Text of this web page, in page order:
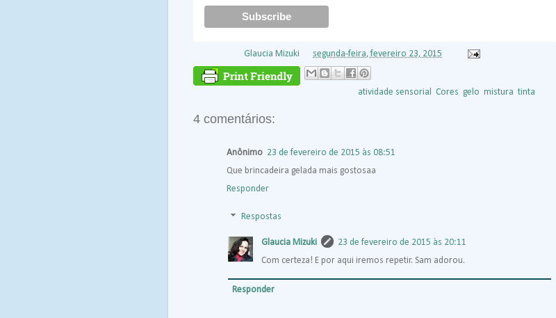
Glaucia Mizuki segunda-feira, fevereiro 23, 2015
atividade sensorial Cores gelo mistura ,tinta
4 comentários:
Anônimo 23 de fevereiro de 2015 às 08:51
Que brincadeira gelada mais gostosaa
Responder
Respostas
Glaucia Mizuki
23 de fevereiro de 2015 às 20:11
Com certeza! E por aqui iremos repetir. Sam adorou.
Responder